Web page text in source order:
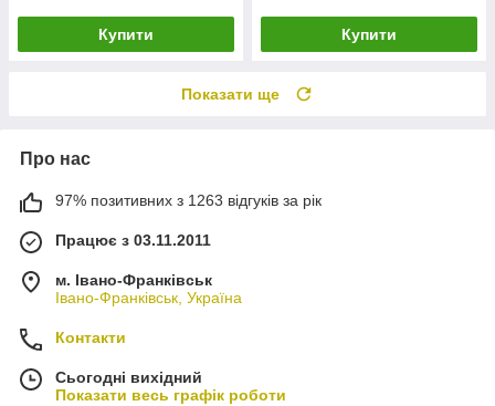
Купити Купити
Показати ще
Про нас
97% позитивних з 1263 відгуків за рік
Працює з 03.11.2011
м. Івано-Франківськ
Івано-Франківськ, Україна
Контакти
Сьогодні вихідний
Показати весь графік роботи